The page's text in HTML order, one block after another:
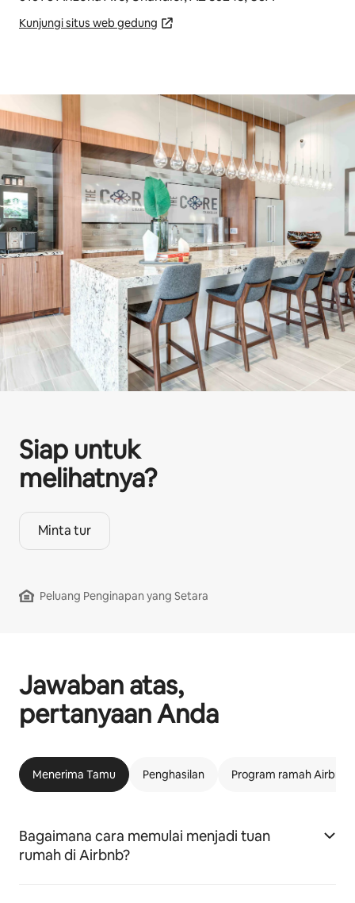
Kunjungi situs web gedung
Siap untuk
melihatnya?
Minta tur
Peluang Penginapan yang Setara
Jawaban atas,
pertanyaan Anda
Menerima Tamu Penghasilan Program ramah Airbnb
Bagaimana cara memulai menjadi tuan
rumah di Airbnb?